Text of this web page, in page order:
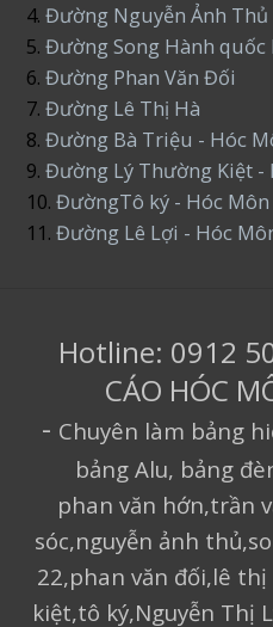
4. Đường Nguyễn Ảnh Thủ
5.Đường Song Hành quốc
6.Đường Phan Văn Đối
7. Đường Lê Thị Hà
8.Đường Bà Triệu - Hóc
9.Đường Lý Thường Kiệt -
10.ĐườngTô ký - Hóc Môn
11.Đường Lê Lợi - Hóc
Hotline: 0912
CÁO HÓC
- Chuyên làm bảng
bảng Alu, bảng
phan văn hớn,trần
sóc,nguyễn ảnh
22,phan văn đối,lê
kiệt,tô ký,Nguyễn Thị